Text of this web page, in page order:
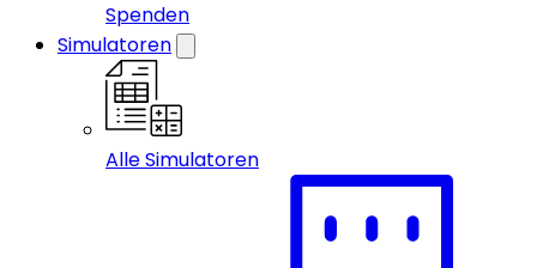
Spenden
Simulatoren
Alle Simulatoren